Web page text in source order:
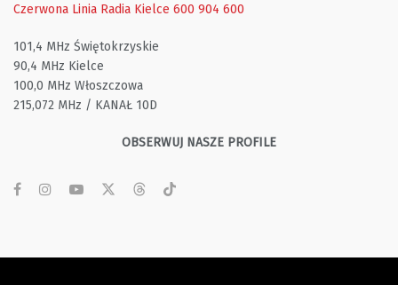
Czerwona Linia Radia Kielce 600 904 600
101,4 MHz Świętokrzyskie
90,4 MHz Kielce
100,0 MHz Włoszczowa
215,072 MHz / KANAŁ 10D
OBSERWUJ NASZE PROFILE